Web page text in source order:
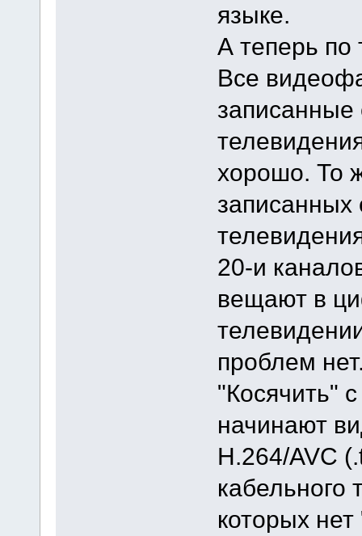
языке.
А теперь по
Все
записанные
хорошо. То
записанных
20-и
вещают в
проблем
"Косячить"
начинают
H.264/AVC
кабельного
которых